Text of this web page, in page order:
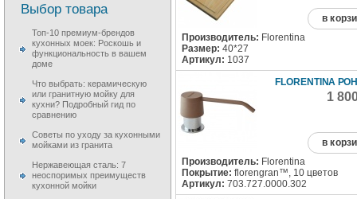
в
Производитель: Florentina
Размер: 40*27
Артикул: 1037
FLORENTINA
1
в
Производитель: Florentina
Покрытие: florengran™, 10 цветов
Артикул: 703.727.0000.302
Выбор товара
Топ-10 премиум-брендов
кухонных моек: Роскошь и
функциональность в вашем
доме
Что выбрать: керамическую
или гранитную мойку для
кухни? Подробный гид по
сравнению
Советы по уходу за кухонными
мойками из гранита
Нержавеющая сталь: 7
неоспоримых преимуществ
кухонной мойки